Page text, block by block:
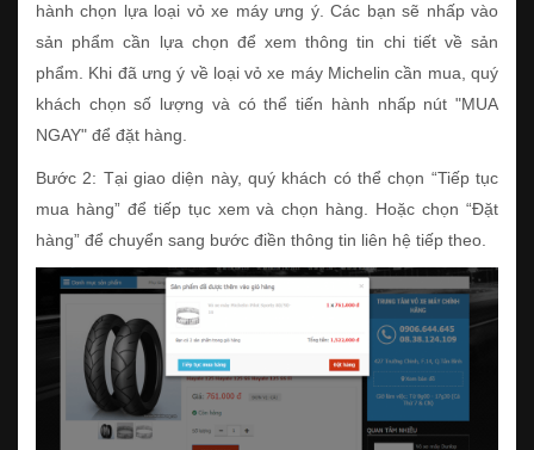
hành chọn lựa loại vỏ xe máy ưng ý. Các bạn sẽ nhấp vào
sản phẩm cần lựa chọn để xem thông tin chi tiết về sản
phẩm. Khi đã ưng ý về loại vỏ xe máy Michelin cần mua, quý
khách chọn số lượng và có thể tiến hành nhấp nút "MUA
NGAY" để đặt hàng.
Bước 2: Tại giao diện này, quý khách có thể chọn “Tiếp tục
mua hàng” để tiếp tục xem và chọn hàng. Hoặc chọn “Đặt
hàng” để chuyển sang bước điền thông tin liên hệ tiếp theo.